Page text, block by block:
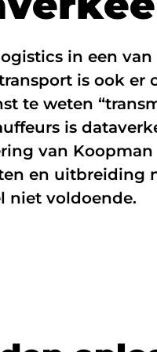
internetin een van
is ook er
te weten
is
van
en uitbreiding
niet voldoende.